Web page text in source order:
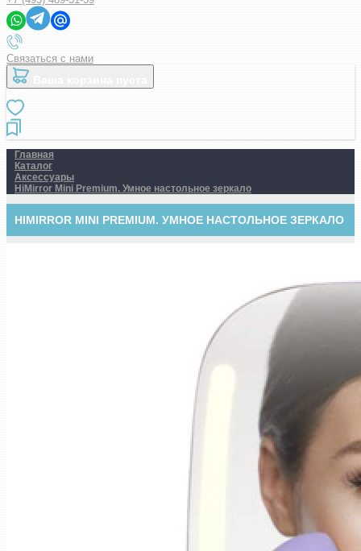
Связаться с нами
Главная
Каталог
Аксессуары
HiMirror Mini Premium. Умное настольное зеркало
HIMIRROR MINI PREMIUM. УМНОЕ НАСТОЛЬНОЕ ЗЕРКАЛО